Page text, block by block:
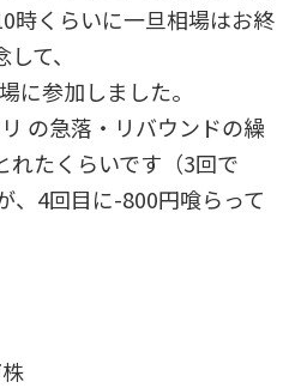
時くらいに一旦相場はお終
て、
に参加しました。
の急落・リバウンドの繰
れたくらいです（3回で
、4回目に-800円喰らって